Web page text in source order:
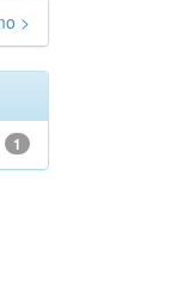
>
1